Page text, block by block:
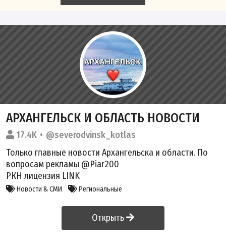
АРХАНГЕЛЬСК И ОБЛАСТЬ НОВОСТИ
17.4K
@severodvinsk_kotlas
Только главные новости Архангельска и области. По
вопросам рекламы @Piar200
РКН лицензия LINK
Новости & СМИ Региональные
Открыть